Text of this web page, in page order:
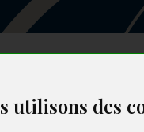
utilisons des